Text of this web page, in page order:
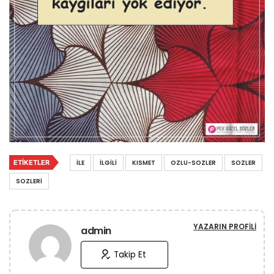
ETIKETLER İLE İLGILI KISMET OZLU-SOZLER
SOZLER
SOZLERI
admin YAZARIN PROFILI
Takip Et